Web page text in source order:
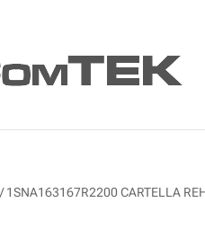
/ 1SNA163167R2200 CARTELLA